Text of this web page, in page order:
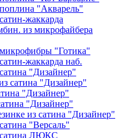
"Акварель"
жаккарда
из микрофайбера
микрофибры "Готика"
жаккарда наб.
"Дизайнер"
сатина "Дизайнер"
"Дизайнер"
"Дизайнер"
из сатина "Дизайнер"
"Версаль"
сатина ЛЮКС